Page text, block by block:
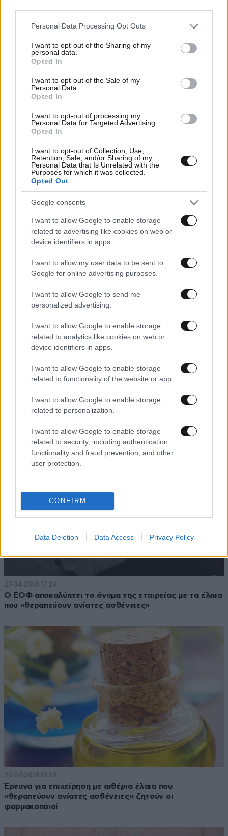
Please note that this website/app uses one or more Google
not limited to your visit or usage behaviour. You may click to
grant or deny consent to Google and its third-party tags to
use your data for below specified purposes in below Google
consent section.
Personal Data Processing Opt Outs
I want to opt-out of the Sharing of my
personal data.
Opted In
I want to opt-out of the Sale of my
Personal Data.
Opted In
I want to opt-out of processing my
Personal Data for Targeted Advertising.
Opted In
I want to opt-out of Collection, Use,
Retention, Sale, and/or Sharing of my
Personal Data that Is Unrelated with the
Purposes for which it was collected.
Opted Out
Google consents
I want to allow Google to enable storage
related to advertising like cookies on web or
device identifiers in apps.
I want to allow my user data to be sent to
Google for online advertising purposes.
I want to allow Google to send me
personalized advertising.
I want to allow Google to enable storage
related to analytics like cookies on web or
device identifiers in apps.
I want to allow Google to enable storage
related to functionality of the website or app.
I want to allow Google to enable storage
related to personalization.
I want to allow Google to enable storage
related to security, including authentication
functionality and fraud prevention, and other
user protection.
CONFIRM
Data Deletion Data Access Privacy Policy
01·02·2021 20:42
Έρευνα πανεπιστημίων: Αυτά είναι τα τρία κρητικά
βότανα που καταπολεμούν τα συμπτώματα του
κορονοϊού
03·12·2020 05:22
«Φάρμακο» κατά του κορονοϊού και οι… γαργάρες
15·09·2020 17:26
Πώς να φτιάξετε σπιτικό καθαριστικό μπάνιου
27·04·2018 17:24
Ο ΕΟΦ αποκαλύπτει το όνομα της εταιρείας με τα έλαια
που «θεραπεύουν ανίατες ασθένειες»
24·04·2018 13:59
Έρευνα για επιχείρηση με αιθέρια έλαια που
«θεραπεύουν ανίατες ασθένειες» ζητούν οι
φαρμακοποιοί